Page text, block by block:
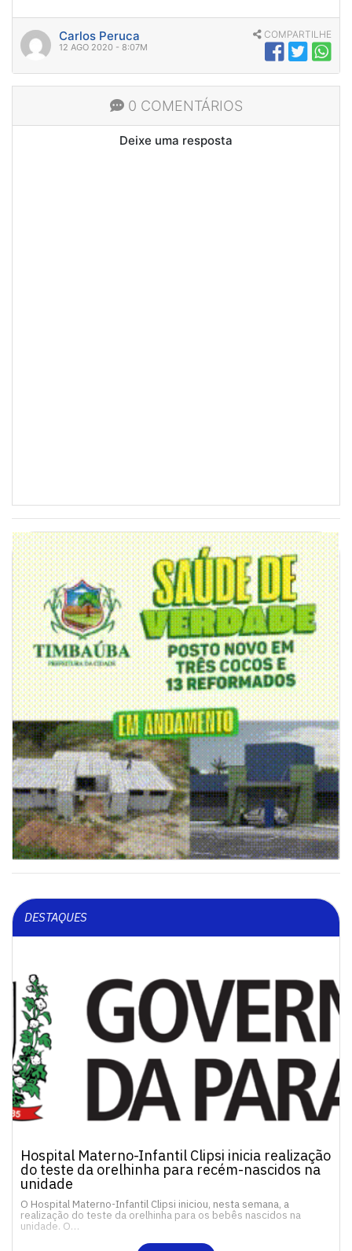
Carlos Peruca
12 AGO 2020 - 8:07M
COMPARTILHE
0 COMENTÁRIOS
Deixe uma resposta
DESTAQUES
Hospital Materno-Infantil Clipsi inicia realização
do teste da orelhinha para recém-nascidos na
unidade
O Hospital Materno-Infantil Clipsi iniciou, nesta semana, a
realização do teste da orelhinha para os bebês nascidos na
unidade. O…